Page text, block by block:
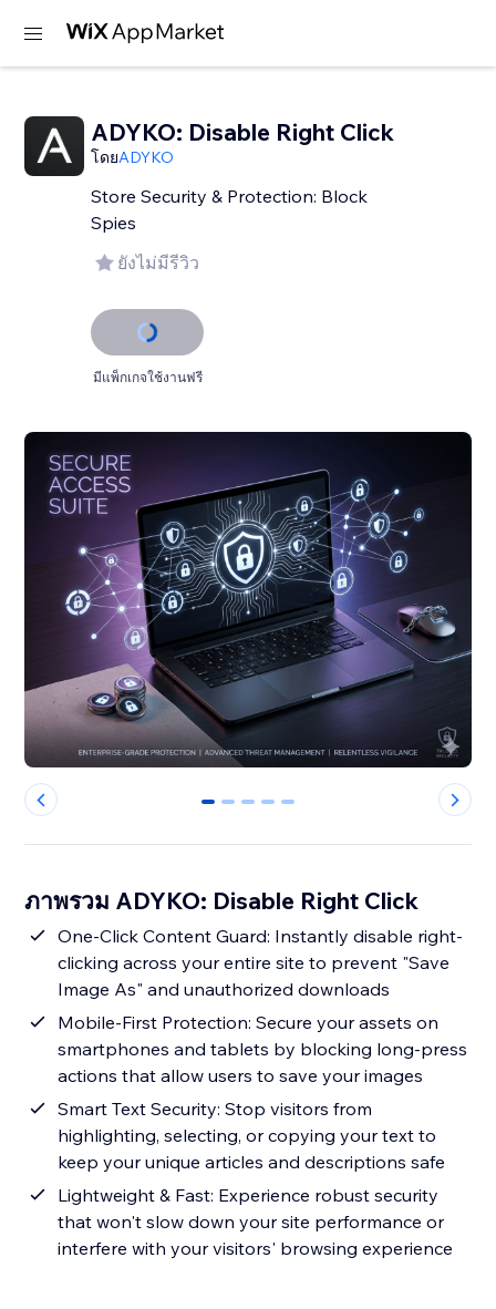
ADYKO: Disable Right Click
โดยADYKO
Store Security & Protection: Block
Spies
ยังไม่มีรีวิว
มีแพ็กเกจใช้งานฟรี
0 1 2 3 4
ภาพรวม ADYKO: Disable Right Click
One-Click Content Guard: Instantly disable right-
clicking across your entire site to prevent "Save
Image As" and unauthorized downloads
Mobile-First Protection: Secure your assets on
smartphones and tablets by blocking long-press
actions that allow users to save your images
Smart Text Security: Stop visitors from
highlighting, selecting, or copying your text to
keep your unique articles and descriptions safe
Lightweight & Fast: Experience robust security
that won't slow down your site performance or
interfere with your visitors' browsing experience